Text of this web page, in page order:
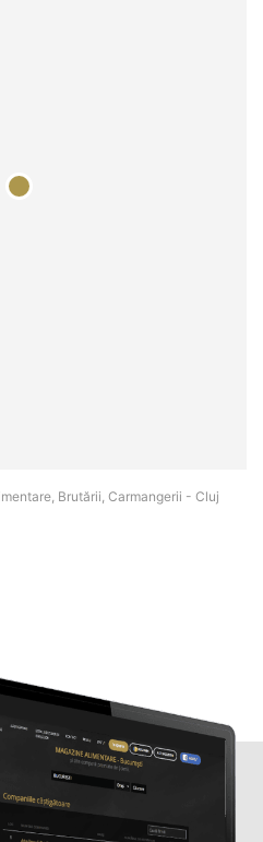
Brutării, Carmangerii - Cluj